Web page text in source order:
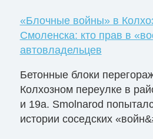
«Блочные войны» в
Смоленска: кто прав в
автовладельцев
Бетонные блоки
Колхозном переулке в
и 19а. Smolnarod
истории соседских